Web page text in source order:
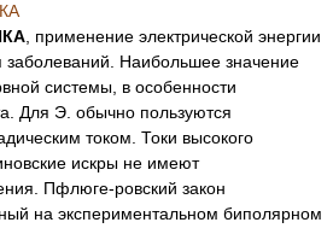
, применение электрической энергии
заболеваний. Наибольшее значение
системы, в особенности
Для Э. обычно пользуются
током. Токи высокого
искры не имеют
Пфлюге-ровский закон
на экспериментальном биполярном